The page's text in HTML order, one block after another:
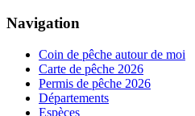
Navigation
Coin de pêche autour de moi
Carte de pêche 2026
Permis de pêche 2026
Départements
Espèces